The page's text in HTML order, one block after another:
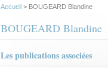
Accueil > BOUGEARD Blandine
BOUGEARD Blandine
Les publications associées